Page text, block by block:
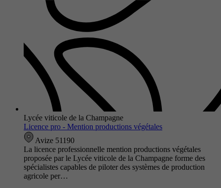
Lycée viticole de la Champagne
Licence pro - Mention productions végétales
Avize 51190
La licence professionnelle mention productions végétales
proposée par le Lycée viticole de la Champagne forme des
spécialistes capables de piloter des systèmes de production
agricole per…